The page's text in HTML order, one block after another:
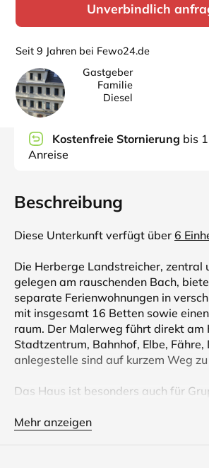
Unverbindlich
Seit 9 Jahren bei Fewo24.de
Gastgeber
Familie
Diesel
Kostenfreie Stornierung bis
Anreise
Beschreibung
Diese Unterkunft verfügt über 6
Die Herberge Landstreicher, zentral
gelegen am rauschenden Bach,
separate Ferien­­wohnungen in
mit insgesamt 16 Betten sowie
raum. Der Malerweg führt direkt am
Stadtzentrum, Bahnhof, Elbe,
anlegestelle sind auf kurzem Weg
Das Haus ist besonders auch für
Mahlzeiten einnehmen und abends
Mehr anzeigen